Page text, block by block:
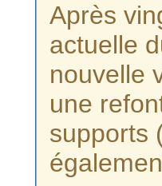
Après
actuelle
nouvelle
une
supports